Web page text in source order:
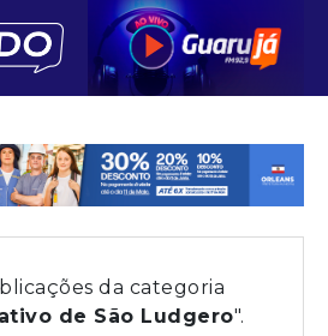
da categoria
de São Ludgero".